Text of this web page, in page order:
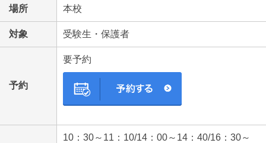
場所 本校
対象 受験生・保護者
予約
要予約
10：30～11：10/14：00～14：40/16：30～